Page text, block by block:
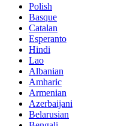
Polish
Basque
Catalan
Esperanto
Hindi
Lao
Albanian
Amharic
Armenian
Azerbaijani
Belarusian